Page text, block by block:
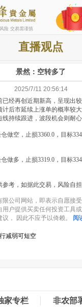
险 交易需谨慎
直播观点
景然：空转多了
2025/7/11 20:56:14
经再创近期新高，呈现出
后市延续上涨单的概率较
持续跟进，波段机会则耐心
做空，止损3360.0，目标
做多，止损3319.0，目标
参考，如据此交易，风险自
公司网站，即表示自愿接
户提供买卖任何投资工具
， 因此不应予以倚赖。
阅
减弱可短空
家专栏 非农部